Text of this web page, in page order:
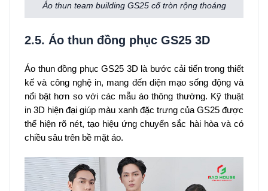
Áo thun team building GS25 cổ tròn rộng thoáng
2.5. Áo thun đồng phục GS25 3D
Áo thun đồng phục GS25 3D là bước cải tiến trong thiết
kế và công nghệ in, mang đến diện mạo sống động và
nổi bật hơn so với các mẫu áo thông thường. Kỹ thuật
in 3D hiện đại giúp màu xanh đặc trưng của GS25 được
thể hiện rõ nét, tạo hiệu ứng chuyển sắc hài hòa và có
chiều sâu trên bề mặt áo.